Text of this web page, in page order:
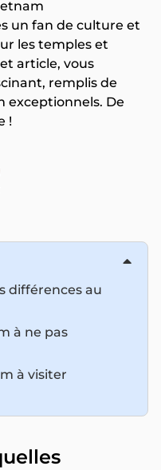
un fan de culture et
les temples et
article, vous
remplis de
exceptionnels. De
!
différences au
à ne pas
à visiter